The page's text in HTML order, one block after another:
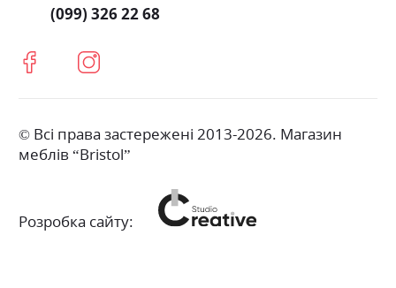
(099) 326 22 68
© Всі права застережені 2013-2026. Магазин
меблів “Bristol”
Розробка сайту: